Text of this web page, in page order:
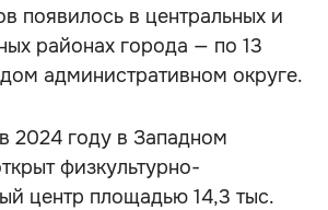
появилось в центральных и
районах города — по 13
административном округе.
2024 году в Западном
физкультурно-
центр площадью 14,3 тыс.